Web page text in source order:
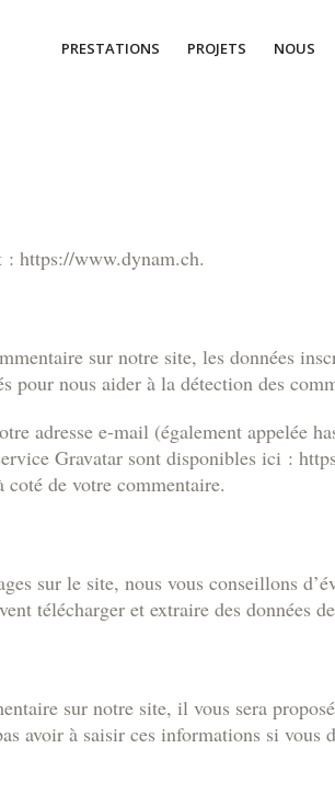
PRESTATIONS PROJETS NOUS
: https://www.dynam.ch.
sur notre site, les données
pour nous aider à la détection des
adresse e-mail (également appelée
Gravatar sont disponibles ici :
de votre commentaire.
sur le site, nous vous conseillons
télécharger et extraire des données
sur notre site, il vous sera
avoir à saisir ces informations si